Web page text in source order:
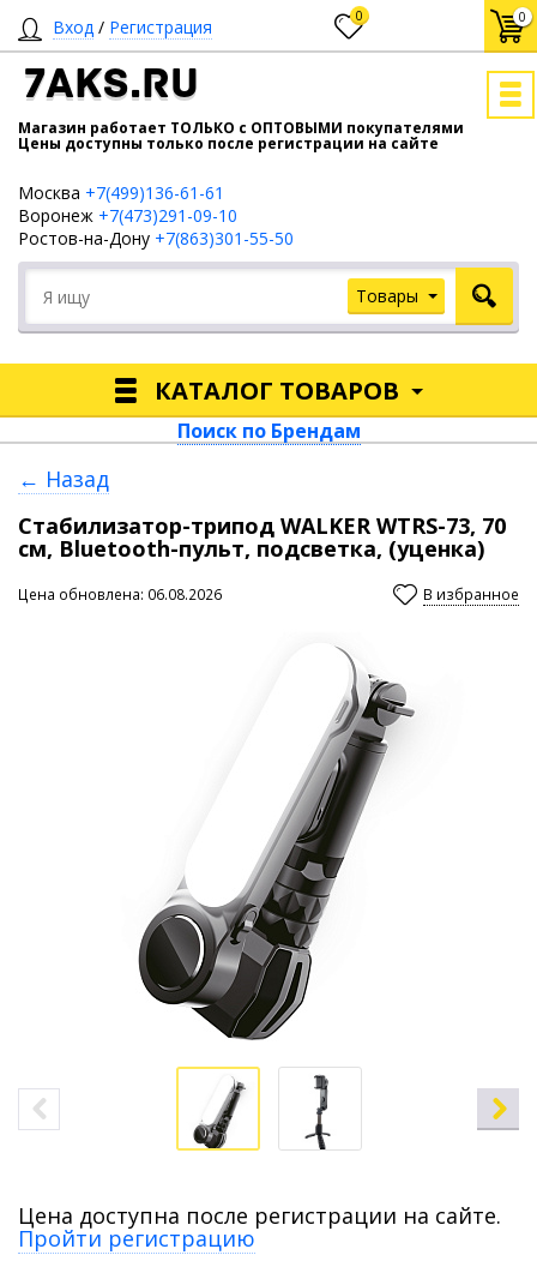
Вход / Регистрация 0 0
7AKS.RU
Магазин работает ТОЛЬКО с ОПТОВЫМИ покупателями
Цены доступны только после регистрации на сайте
Москва +7(499)136-61-61
Воронеж +7(473)291-09-10
Ростов-на-Дону +7(863)301-55-50
Товары
КАТАЛОГ ТОВАРОВ
Поиск по Брендам
← Назад
Стабилизатор-трипод WALKER WTRS-73, 70
см, Bluetooth-пульт, подсветка, (уценка)
Цена обновлена: 06.08.2026 В избранное
Цена доступна после регистрации на сайте.
Пройти регистрацию